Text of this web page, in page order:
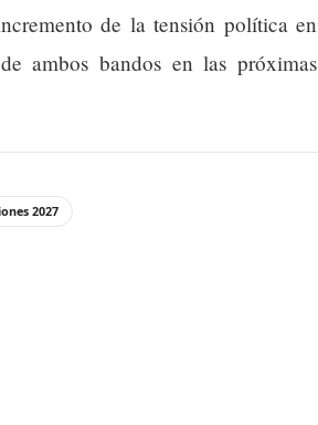
de la tensión política en
ambos bandos en las próximas
2027